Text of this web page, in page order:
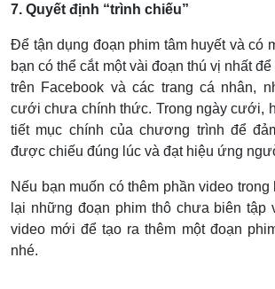
7. Quyết định “trình chiếu”
Để tận dụng đoạn phim tâm huyết và có
bạn có thể cắt một vài đoạn thú vị nhất
trên Facebook và các trang cá nhân,
cưới chưa chính thức. Trong ngày cưới,
tiết mục chính của chương trình để
được chiếu đúng lúc và đạt hiệu ứng
Nếu bạn muốn có thêm phần video
lại những đoạn phim thô chưa biên tập
video mới để tạo ra thêm một đoạn
nhé.